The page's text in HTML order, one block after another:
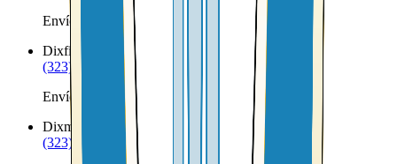
Envíos a Nicaragua desde Dexter
Dixfield
(323) 953-8100
Envíos a Nicaragua desde Dixfield
Dixmont
(323) 953-8100